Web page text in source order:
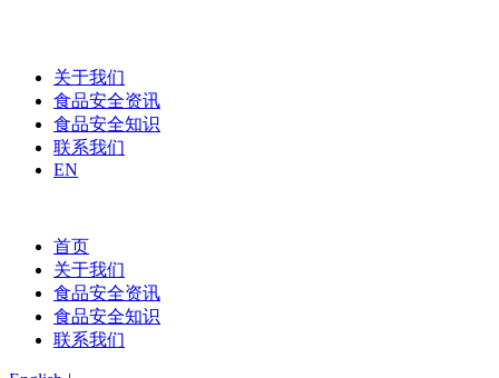
关于我们
食品安全资讯
食品安全知识
联系我们
EN
首页
关于我们
食品安全资讯
食品安全知识
联系我们